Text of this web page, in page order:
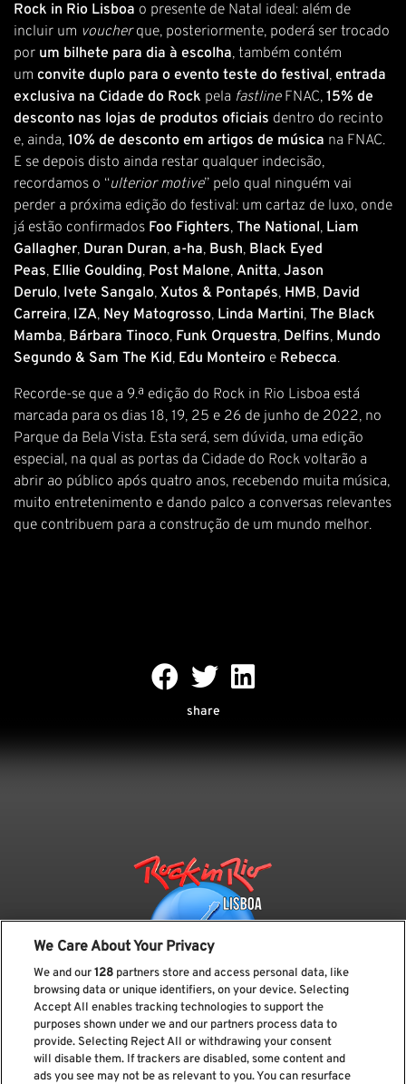
Rock in Rio Lisboa o presente de Natal ideal: além de
incluir um voucherque, posteriormente, poderá ser trocado
por um bilhete para dia à escolha, também contém
um convite duplo para o evento teste do festival, entrada
exclusiva na Cidade do Rock pela fastlineFNAC, 15% de
desconto nas lojas de produtos oficiais dentro do recinto
e, ainda, 10% de desconto em artigos de música na FNAC.
E se depois disto ainda restar qualquer indecisão,
recordamos o “ulterior motive” pelo qual ninguém vai
perder a próxima edição do festival: um cartaz de luxo, onde
já estão confirmados Foo Fighters, The National, Liam
Gallagher, Duran Duran, a-ha, Bush, Black Eyed
Peas, Ellie Goulding, Post Malone, Anitta, Jason
Derulo, Ivete Sangalo, Xutos & Pontapés, HMB, David
Carreira, IZA, Ney Matogrosso, Linda Martini, The Black
Mamba, Bárbara Tinoco, Funk Orquestra, Delfins, Mundo
Segundo & Sam The Kid, Edu Monteiro e Rebecca.
Recorde-se que a 9.ª edição do Rock in Rio Lisboa está
marcada para os dias 18, 19, 25 e 26 de junho de 2022, no
Parque da Bela Vista. Esta será, sem dúvida, uma edição
especial, na qual as portas da Cidade do Rock voltarão a
abrir ao público após quatro anos, recebendo muita música,
muito entretenimento e dando palco a conversas relevantes
que contribuem para a construção de um mundo melhor.
share
Subscreve a nossa newsletter
We Care About Your Privacy
We and our128 partners store and access personal data, like
browsing data or unique identifiers, on your device. Selecting
Accept All enables tracking technologies to support the
purposes shown under we and our partners process data to
provide. Selecting Reject All or withdrawing your consent
will disable them. If trackers are disabled, some content and
ads you see may not be as relevant to you. You can resurface